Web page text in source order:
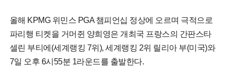
올해 KPMG 위민스 PGA 챔피언십 정상에 오르며 극적으로
파리행 티켓을 거머쥔 양희영은 개최국 프랑스의 간판스타
셀린 부티에(세계랭킹 7위), 세계랭킹 2위 릴리아 부(미국)와
7일 오후 6시55분 1라운드를 출발한다.